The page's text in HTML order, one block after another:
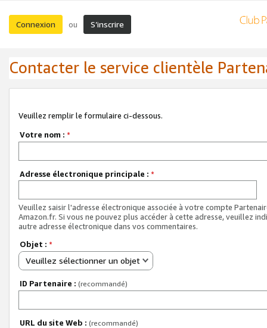
Connexion ou S’inscrire
Contacter le service clientèle
Veuillez remplir le formulaire ci-dessous.
Votre nom : *
Adresse électronique principale : *
Veuillez saisir l'adresse électronique associée à votre compte
Amazon.fr. Si vous ne pouvez plus accéder à cette adresse, veuillez
autre adresse électronique dans vos commentaires.
Objet : *
Veuillez sélectionner un objet
ID Partenaire : (recommandé)
URL du site Web : (recommandé)